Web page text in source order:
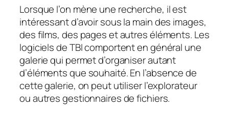
Lorsque l’on mène une recherche, il est
intéressant d’avoir sous la main des images,
des films, des pages et autres éléments. Les
logiciels de TBI comportent en général une
galerie qui permet d’organiser autant
d’éléments que souhaité. En l’absence de
cette galerie, on peut utiliser l’explorateur
ou autres gestionnaires de fichiers.